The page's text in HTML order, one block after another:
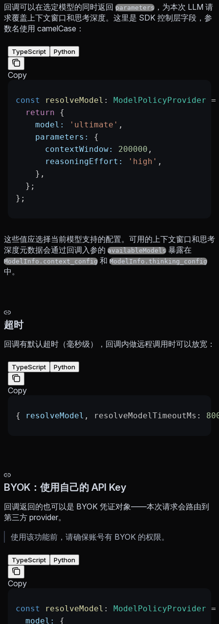
回调可以在选定模型的同时返回 parameters ，为本次 LLM 请
求覆盖上下文窗口和思考深度。这里是 SDK 控制层字段，参
数名使用 camelCase：
TypeScript Python
Copy
const resolveModel : ModelPolicyProvider =
  return
{
    model:
'ultimate' ,
    parameters:
{
      contextWindow:
200000 ,
      reasoningEffort:
'high' ,
    },
  };
};
这些值应选择当前模型支持的配置。可用的上下文窗口和思考
深度元数据会通过回调入参的 availableModels 暴露在
ModelInfo.context_config 和 ModelInfo.thinking_config
中。
超时
回调有默认超时（毫秒级），回调内做远程调用时可以放宽：
TypeScript Python
Copy
{ resolveModel , resolveModelTimeoutMs :
BYOK：使用自己的 API Key
回调返回的也可以是 BYOK 凭证对象——本次请求会路由到
第三方 provider。
使用该功能前，请确保账号有 BYOK 的权限。
TypeScript Python
Copy
const resolveModel : ModelPolicyProvider =
  model:
{